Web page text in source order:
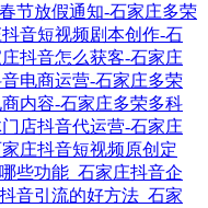
节放假通知-石家庄多荣
音短视频剧本创作-石
抖音怎么获客-石家庄
电商运营-石家庄多荣
内容-石家庄多荣多科
店抖音代运营-石家庄
庄抖音短视频原创定
些功能_石家庄抖音企
抖音引流的好方法_石家